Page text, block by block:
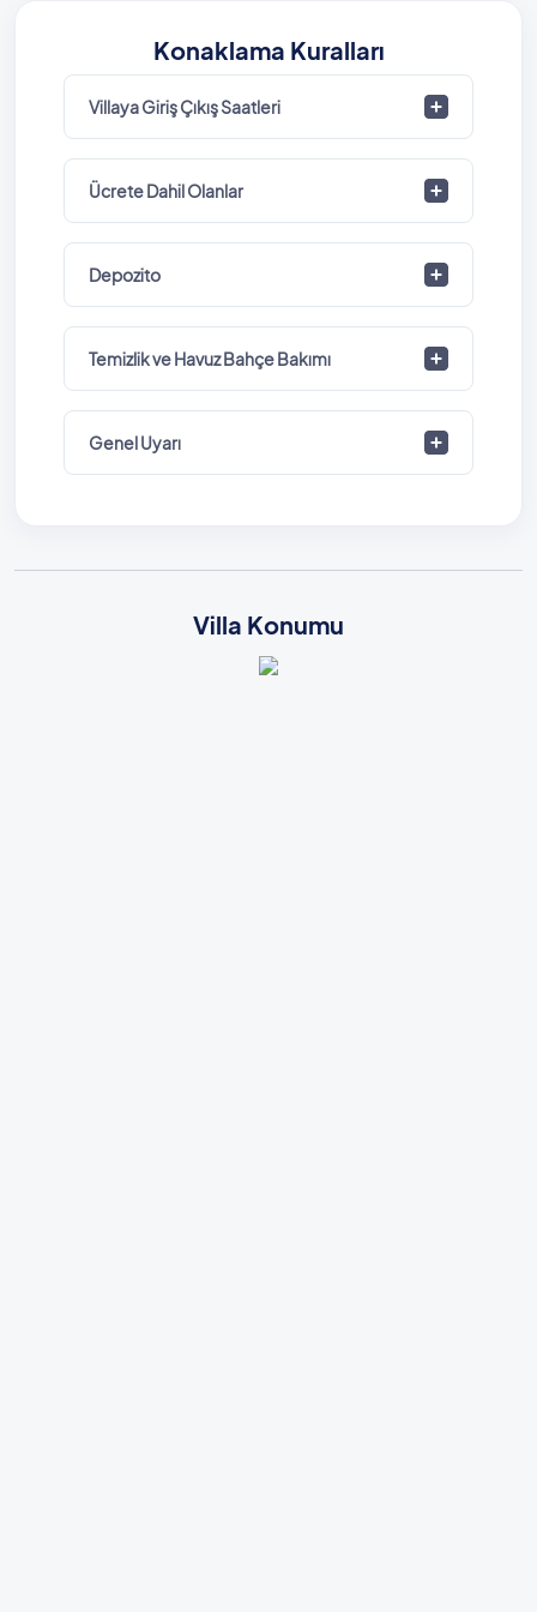
Konaklama Kuralları
Villaya Giriş Çıkış Saatleri
Ücrete Dahil Olanlar
Depozito
Temizlik ve Havuz Bahçe Bakımı
Genel Uyarı
Villa Konumu